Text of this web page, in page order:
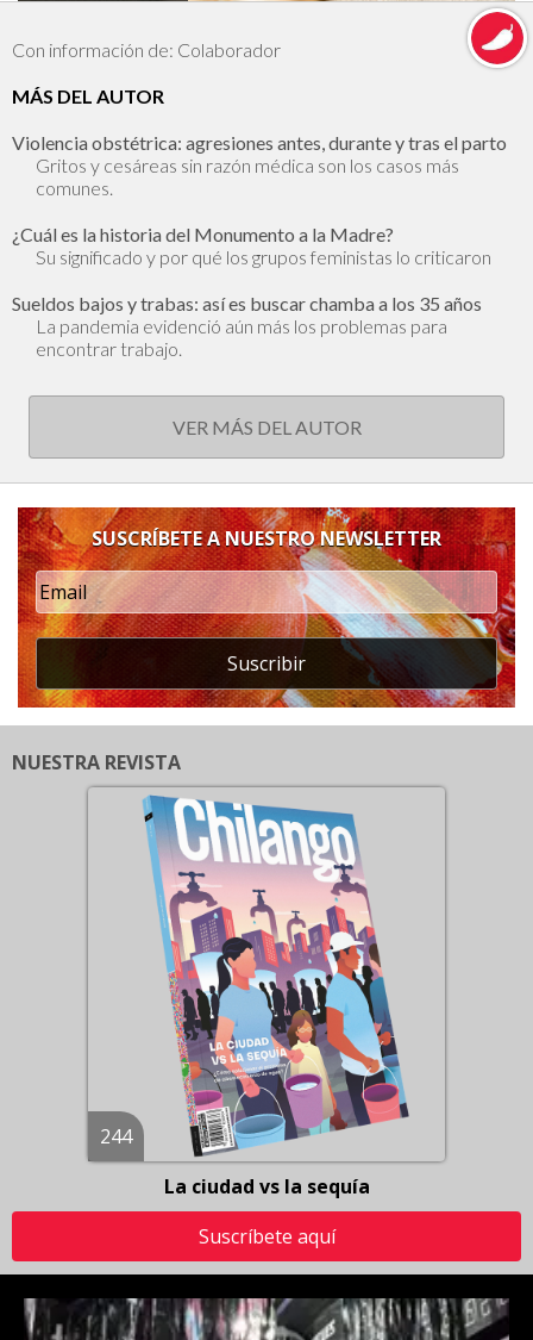
Con información de: Colaborador
MÁS DEL AUTOR
Violencia obstétrica: agresiones antes, durante y tras el parto
Gritos y cesáreas sin razón médica son los casos más
comunes.
¿Cuál es la historia del Monumento a la Madre?
Su significado y por qué los grupos feministas lo criticaron
Sueldos bajos y trabas: así es buscar chamba a los 35 años
La pandemia evidenció aún más los problemas para
encontrar trabajo.
VER MÁS DEL AUTOR
SUSCRÍBETE A NUESTRO NEWSLETTER
Suscribir
NUESTRA REVISTA
244
La ciudad vs la sequía
Suscríbete aquí